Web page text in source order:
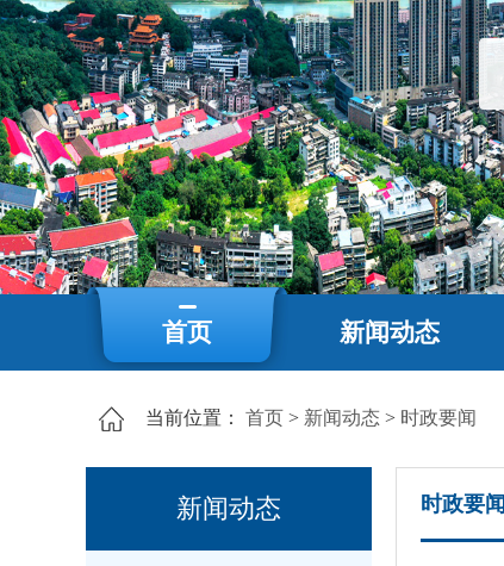
首页 新闻动态
当前位置： 首页 > 新闻动态 > 时政要闻
新闻动态 时政要闻